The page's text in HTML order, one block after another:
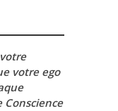
votre ego
Conscience